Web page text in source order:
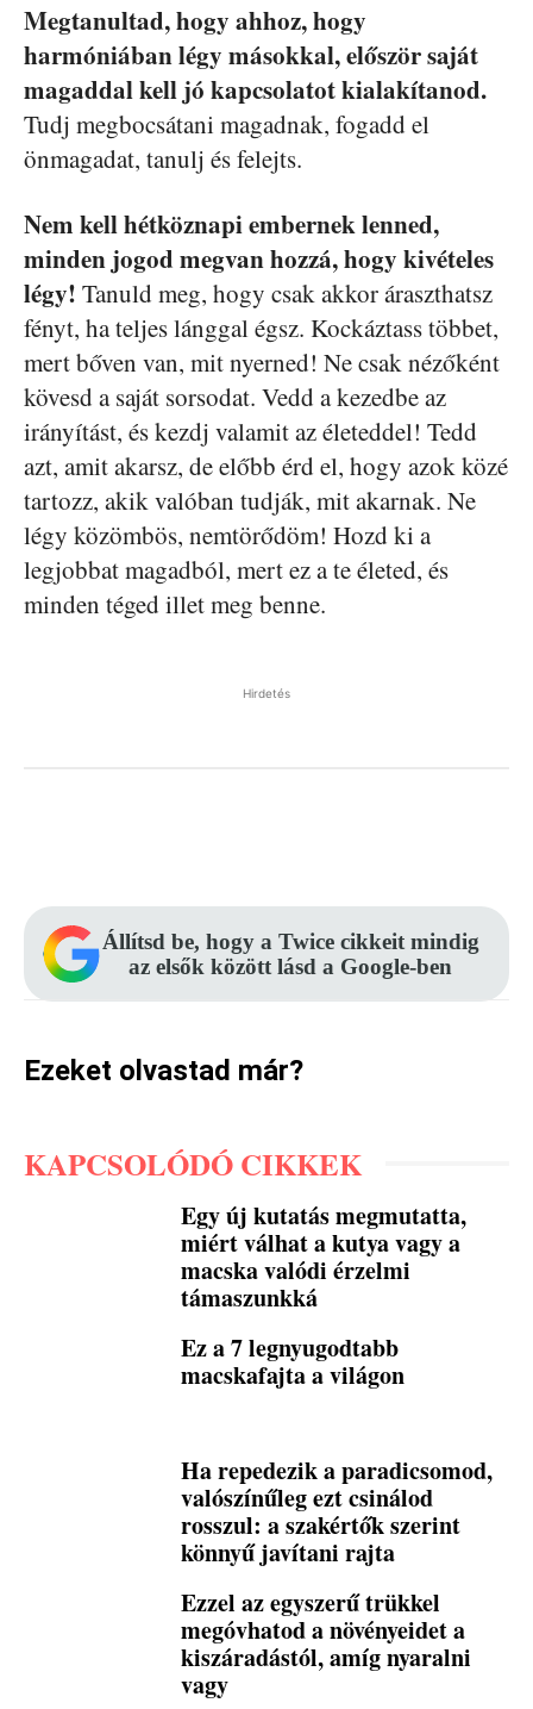
Megtanultad, hogy ahhoz, hogy
harmóniában légy másokkal, először saját
magaddal kell jó kapcsolatot kialakítanod.
Tudj megbocsátani magadnak, fogadd el
önmagadat, tanulj és felejts.
Nem kell hétköznapi embernek lenned,
minden jogod megvan hozzá, hogy kivételes
légy! Tanuld meg, hogy csak akkor áraszthatsz
fényt, ha teljes lánggal égsz. Kockáztass többet,
mert bőven van, mit nyerned! Ne csak nézőként
kövesd a saját sorsodat. Vedd a kezedbe az
irányítást, és kezdj valamit az életeddel! Tedd
azt, amit akarsz, de előbb érd el, hogy azok közé
tartozz, akik valóban tudják, mit akarnak. Ne
légy közömbös, nemtörődöm! Hozd ki a
legjobbat magadból, mert ez a te életed, és
minden téged illet meg benne.
Hirdetés
Állítsd be, hogy a Twice cikkeit mindig
az elsők között lásd a Google-ben
Ezeket olvastad már?
KAPCSOLÓDÓ CIKKEK
Egy új kutatás megmutatta,
miért válhat a kutya vagy a
macska valódi érzelmi
támaszunkká
Ez a 7 legnyugodtabb
macskafajta a világon
Ha repedezik a paradicsomod,
valószínűleg ezt csinálod
rosszul: a szakértők szerint
könnyű javítani rajta
Ezzel az egyszerű trükkel
megóvhatod a növényeidet a
kiszáradástól, amíg nyaralni
vagy